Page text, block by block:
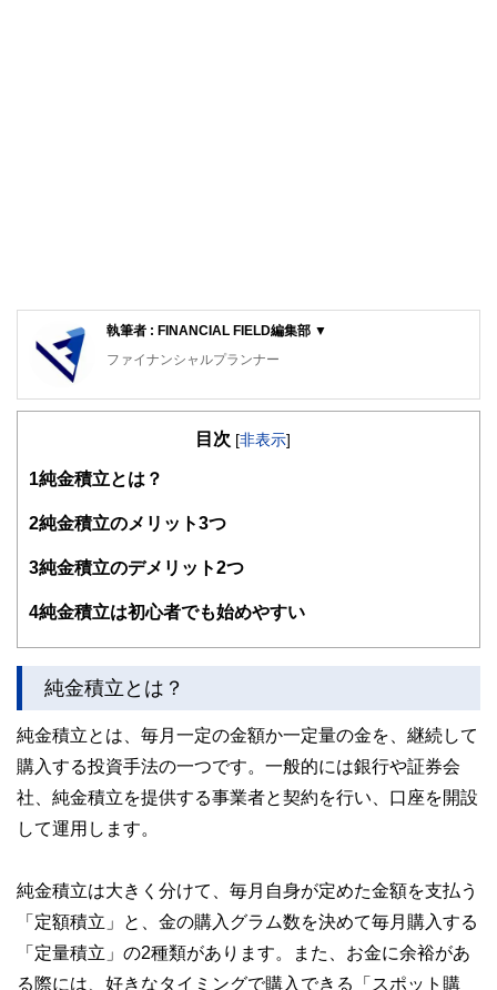
執筆者 : FINANCIAL FIELD編集部 ▼
ファイナンシャルプランナー
FinancialField編集部は、金融、経済に関する記事を、日々
知識がない方でも理解できるようわかりやすく発信していま
得者を中心に「お金や暮らし」に関する書籍・雑誌の編集経
験者で構成され、企画立案から記事掲載まですべての工程に
護士、税理士、宅地建物取引士、相続診断士、住宅ローンア
かしく感じられる年金や税金、相続、保険、ローンなどの話
をわかりやすく発信している点です。
執筆者・監修者による執筆体制を築くことで、内容のわかり
やすさはもちろんのこと、読み応えのあるコンテンツと確か
な情報発信を実現しています。
目次 [非表示]
1 純金積立とは？
2純金積立のメリット3つ
3純金積立のデメリット2つ
4純金積立は初心者でも始めやすい
純金積立とは？
純金積立とは、毎月一定の金額か一定量の金を、継続して
購入する投資手法の一つです。一般的には銀行や証券会
社、純金積立を提供する事業者と契約を行い、口座を開設
して運用します。
純金積立は大きく分けて、毎月自身が定めた金額を支払う
「定額積立」と、金の購入グラム数を決めて毎月購入する
「定量積立」の2種類があります。また、お金に余裕があ
る際には、好きなタイミングで購入できる「スポット購